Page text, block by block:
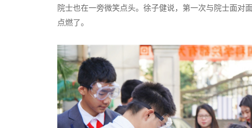
院士也在一旁微笑点头。徐子健说，第一次与院士面对
点燃了。